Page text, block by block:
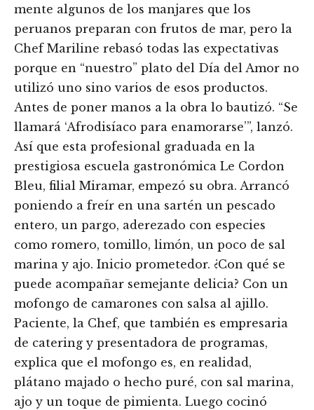
mente algunos de los manjares que los
peruanos preparan con frutos de mar, pero la
Chef Mariline rebasó todas las expectativas
porque en “nuestro” plato del Día del Amor no
utilizó uno sino varios de esos productos.
Antes de poner manos a la obra lo bautizó. “Se
llamará ‘Afrodisíaco para enamorarse’”, lanzó.
Así que esta profesional graduada en la
prestigiosa escuela gastronómica Le Cordon
Bleu, filial Miramar, empezó su obra. Arrancó
poniendo a freír en una sartén un pescado
entero, un pargo, aderezado con especies
como romero, tomillo, limón, un poco de sal
marina y ajo. Inicio prometedor. ¿Con qué se
puede acompañar semejante delicia? Con un
mofongo de camarones con salsa al ajillo.
Paciente, la Chef, que también es empresaria
de catering y presentadora de programas,
explica que el mofongo es, en realidad,
plátano majado o hecho puré, con sal marina,
ajo y un toque de pimienta. Luego cocinó